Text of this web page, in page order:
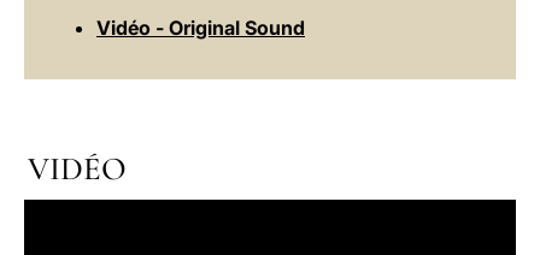
Vidéo - Original Sound
VIDÉO